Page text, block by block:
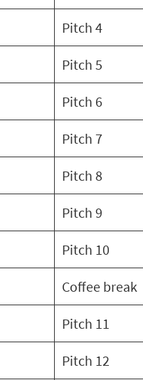
Pitch 4
Pitch 5
Pitch 6
Pitch 7
Pitch 8
Pitch 9
Pitch 10
Coffee break
Pitch 11
Pitch 12